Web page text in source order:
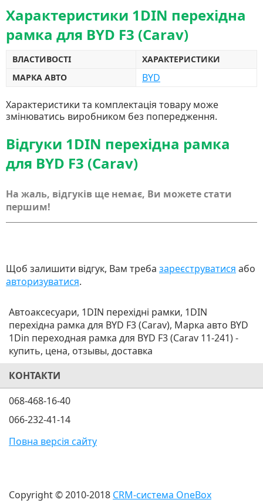
Характеристики 1DIN перехідна
рамка для BYD F3 (Carav)
ВЛАСТИВОСТІ
ХАРАКТЕРИСТИКИ
МАРКА АВТО
BYD
Характеристики та комплектація товару може
змінюватись виробником без попередження.
Відгуки 1DIN перехідна рамка
для BYD F3 (Carav)
На жаль, відгуків ще немає, Ви можете стати
першим!
Щоб залишити відгук, Вам треба зареєструватися або
авторизуватися.
Автоаксесуари, 1DIN перехідні рамки, 1DIN
перехідна рамка для BYD F3 (Carav), Марка авто BYD
1Din переходная рамка для BYD F3 (Carav 11-241) -
купить, цена, отзывы, доставка
КОНТАКТИ
068-468-16-40
066-232-41-14
Повна версія сайту
Copyright © 2010-2018 CRM-система OneBox